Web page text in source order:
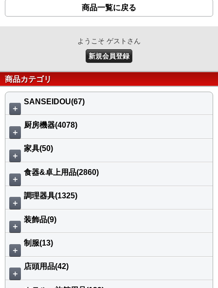
商品一覧に戻る
ようこそ ゲストさん
新規会員登録
商品カテゴリ
＋
SANSEIDOU(67)
＋
厨房機器(4078)
＋
家具(50)
＋
食器&卓上用品(2860)
＋
調理器具(1325)
＋
装飾品(9)
＋
制服(13)
＋
店頭用品(42)